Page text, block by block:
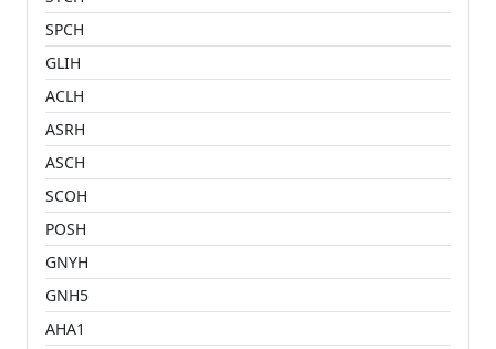
SPCH
GLIH
ACLH
ASRH
ASCH
SCOH
POSH
GNYH
GNH5
AHA1